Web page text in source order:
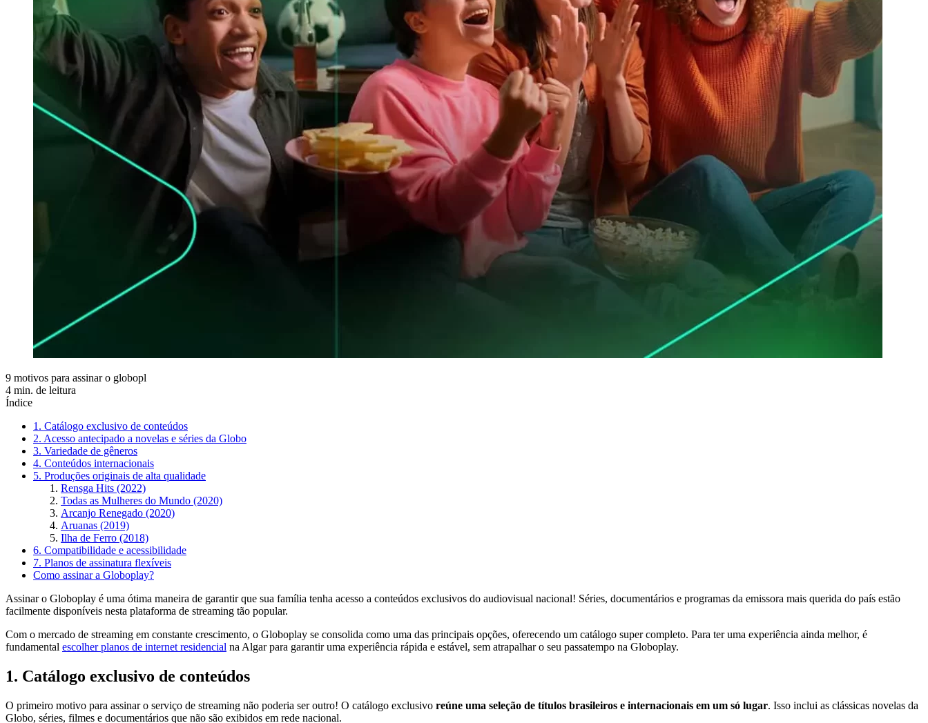
9 motivos para assinar o globopl
4 min. de leitura
Índice
1. Catálogo exclusivo de conteúdos
2. Acesso antecipado a novelas e séries da Globo
3. Variedade de gêneros
4. Conteúdos internacionais
5. Produções originais de alta qualidade
Rensga Hits (2022)
Todas as Mulheres do Mundo (2020)
Arcanjo Renegado (2020)
Aruanas (2019)
Ilha de Ferro (2018)
6. Compatibilidade e acessibilidade
7. Planos de assinatura flexíveis
Como assinar a Globoplay?
Assinar o Globoplay é uma ótima maneira de garantir que sua família tenha acesso a conteúdos exclusivos do audiovisual nacional! Séries, documentários e programas da emissora mais querida do país estão
facilmente disponíveis nesta plataforma de streaming tão popular.
Com o mercado de streaming em constante crescimento, o Globoplay se consolida como uma das principais opções, oferecendo um catálogo super completo. Para ter uma experiência ainda melhor, é
fundamental escolher planos de internet residencial na Algar para garantir uma experiência rápida e estável, sem atrapalhar o seu passatempo na Globoplay.
1. Catálogo exclusivo de conteúdos
O primeiro motivo para assinar o serviço de streaming não poderia ser outro! O catálogo exclusivo reúne uma seleção de títulos brasileiros e internacionais em um só lugar. Isso inclui as clássicas novelas da
Globo, séries, filmes e documentários que não são exibidos em rede nacional.